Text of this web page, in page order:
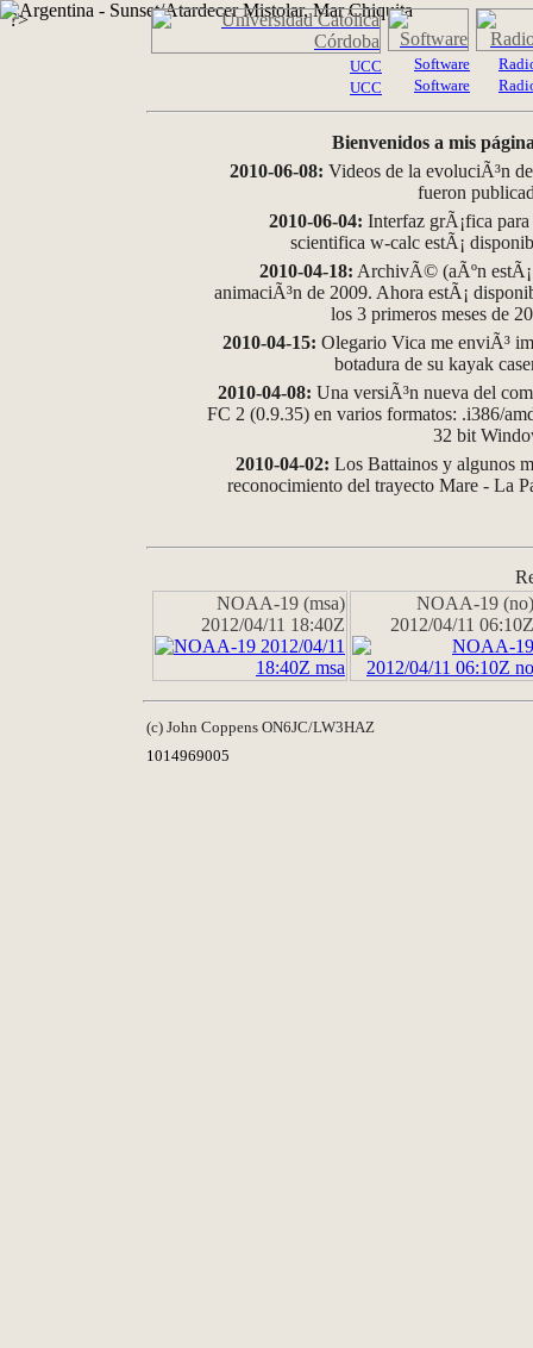
?>
UCC
UCC
Software
Software
Bienvenidos a mis
2010-06-08: Videos de la evoluciÃ³n
fueron
2010-06-04: Interfaz grÃ¡fica
scientifica w-calc estÃ¡
2010-04-18: ArchivÃ© (aÃºn
animaciÃ³n de 2009. Ahora estÃ¡
los 3 primeros meses de
2010-04-15: Olegario Vica me enviÃ³
botadura de su kayak
2010-04-08: Una versiÃ³n nueva del
FC 2 (0.9.35) en varios formatos: .i386/
32 bit
2010-04-02: Los Battainos y algunos
reconocimiento del trayecto Mare - La
NOAA-19 (msa)
2012/04/11 18:40Z
NOAA-19 (no)
2012/04/11 06:10Z
(c) John Coppens ON6JC/LW3HAZ
1014969005